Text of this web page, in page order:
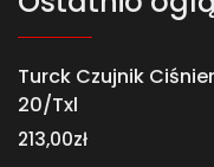
Turck Czujnik
20/Txl
213,00zł